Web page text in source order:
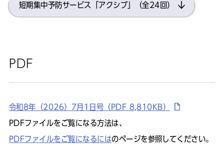
短期集中予防サービス「アクシブ」（全24回）
PDF
令和8年（2026）7月1日号（PDF 8,810KB）
PDFファイルをご覧になる方法は、
PDFファイルをご覧になるにはのページを参照してください。